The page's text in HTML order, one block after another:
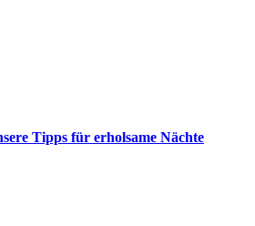
Tipps für erholsame Nächte